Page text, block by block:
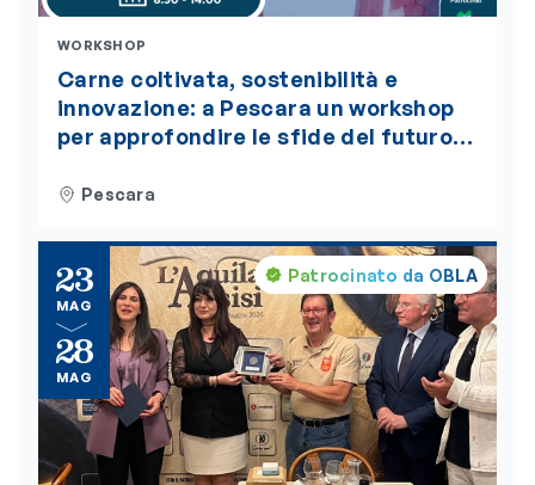
WORKSHOP
Carne coltivata, sostenibilità e
innovazione: a Pescara un workshop
per approfondire le sfide del futuro
ECMPescara
Patrocinato da OBLA
23
MAG
28
MAG